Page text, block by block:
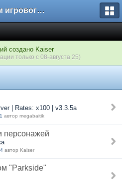
Форум игрового проекта Riverrise
создано Kaiser
только с 08-августа 25)
| Rates: x100 | v3.3.5a
автор megabaitik
персонажей
автор Kaiser
"Parkside"